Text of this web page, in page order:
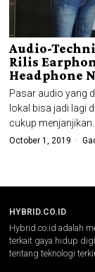
Audio-
Rilis
Headphone
Pasar audio yang
lokal bisa jadi lagi
cukup menjanjikan.
October 1, 2019
HYBRID.CO.ID
Hybrid.co.id adalah
terkait gaya hidup
tentang teknologi